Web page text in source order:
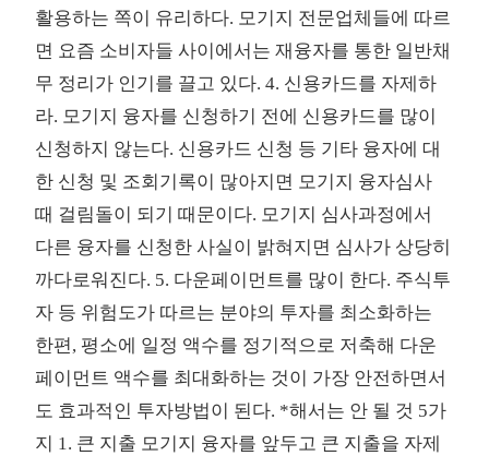
활용하는 쪽이 유리하다. 모기지 전문업체들에 따르
면 요즘 소비자들 사이에서는 재융자를 통한 일반채
무 정리가 인기를 끌고 있다. 4. 신용카드를 자제하
라. 모기지 융자를 신청하기 전에 신용카드를 많이
신청하지 않는다. 신용카드 신청 등 기타 융자에 대
한 신청 및 조회기록이 많아지면 모기지 융자심사
때 걸림돌이 되기 때문이다. 모기지 심사과정에서
다른 융자를 신청한 사실이 밝혀지면 심사가 상당히
까다로워진다. 5. 다운페이먼트를 많이 한다. 주식투
자 등 위험도가 따르는 분야의 투자를 최소화하는
한편, 평소에 일정 액수를 정기적으로 저축해 다운
페이먼트 액수를 최대화하는 것이 가장 안전하면서
도 효과적인 투자방법이 된다. *해서는 안 될 것 5가
지 1. 큰 지출 모기지 융자를 앞두고 큰 지출을 자제